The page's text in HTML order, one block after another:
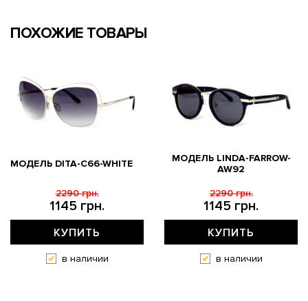
ПОХОЖИЕ ТОВАРЫ
МОДЕЛЬ DITA-C66-WHITE
1145 грн.
2290 грн.
КУПИТЬ
в наличии
МОДЕЛЬ LINDA-FARROW-
AW92
1145 грн.
2290 грн.
КУПИТЬ
в наличии